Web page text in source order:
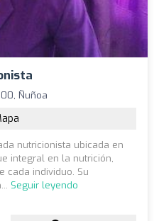
Ñuñoa
nutricionista ubicada en
integral en la nutrición,
cada individuo. Su
Seguir leyendo